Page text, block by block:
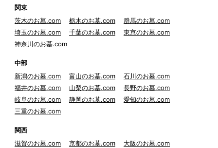
関東
茨木のお墓.com
栃木のお墓.com
群馬のお墓.com
埼玉のお墓.com
千葉のお墓.com
東京のお墓.com
神奈川のお墓.com
中部
新潟のお墓.com
富山のお墓.com
石川のお墓.com
福井のお墓.com
山梨のお墓.com
長野のお墓.com
岐阜のお墓.com
静岡のお墓.com
愛知のお墓.com
三重のお墓.com
関西
滋賀のお墓.com
京都のお墓.com
大阪のお墓.com